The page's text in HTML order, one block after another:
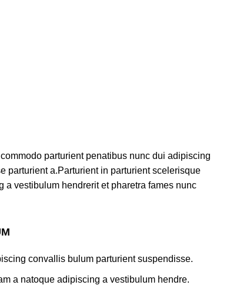
parturient penatibus nunc dui adipiscing
parturient a.Parturient in parturient scelerisque
a vestibulum hendrerit et pharetra fames nunc
convallis bulum parturient suspendisse.
a natoque adipiscing a vestibulum hendre.